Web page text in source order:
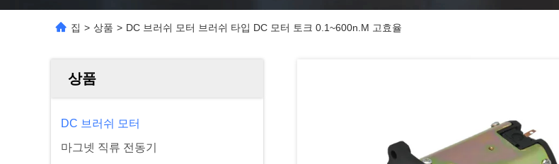
집 > 상품 > DC 브러쉬 모터 브러쉬 타입 DC 모터 토크 0.1~600n.M 고효율
상품
DC 브러쉬 모터
마그넷 직류 전동기